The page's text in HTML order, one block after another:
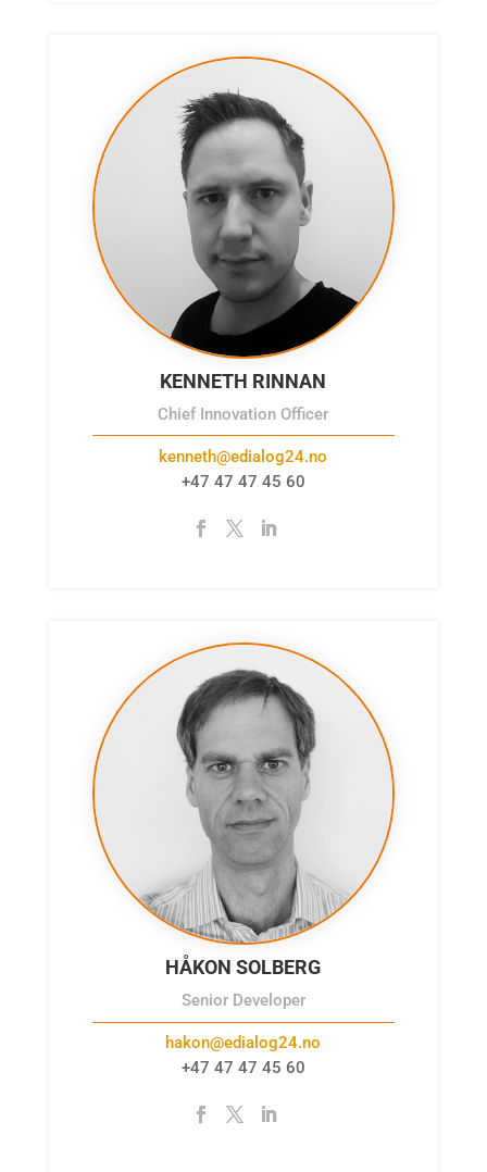
KENNETH RINNAN
Chief Innovation Officer
kenneth@edialog24.no
+47 47 47 45 60
HÅKON SOLBERG
Senior Developer
hakon@edialog24.no
+47 47 47 45 60